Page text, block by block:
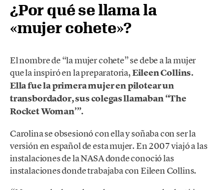
¿Por qué se llama la
«mujer cohete»?
El nombre de “la mujer cohete” se debe a la mujer
que la inspiró en la preparatoria,Eileen Collins.
Ella fue la primera mujer en pilotear un
transbordador, sus colegas llamaban “The
Rocket Woman’”.
Carolina se obsesionó con ella y soñaba con ser la
versión en español de esta mujer. En 2007 viajó a las
instalaciones de la NASA donde conoció las
instalaciones donde trabajaba con Eileen Collins.